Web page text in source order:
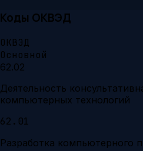
Коды ОКВЭД
ОКВЭД
Основной
62.02
Деятельность
компьютерных технологий
62.01
Разработка компьютерного